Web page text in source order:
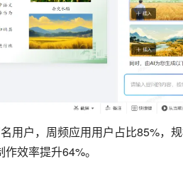
用户，周频应用用户占比85%，
效率提升64%。